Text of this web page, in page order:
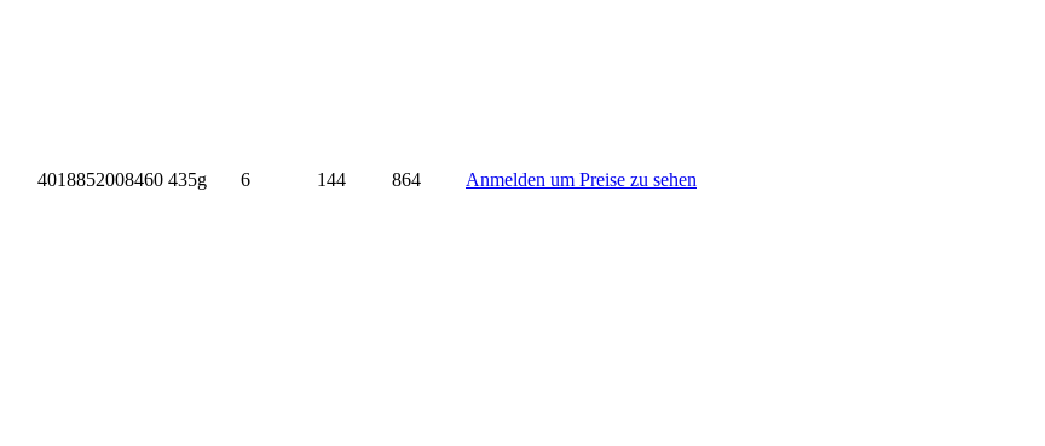
4018852008460 435g 6 144 864 Anmelden um Preise zu sehen